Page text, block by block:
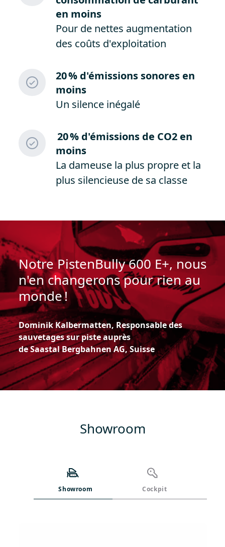
en moins
Pour de nettes augmentation
des coûts d'exploitation
20 % d'émissions sonores en
moins
Un silence inégalé
20 % d'émissions de CO2 en
moins
La dameuse la plus propre et la
plus silencieuse de sa classe
NotrePistenBully600 E+, nous
n'en changerons pour rien au
monde !
DominikKalbermatten, Responsable des
sauvetages sur piste auprès
deSaastalBergbahnenAG, Suisse
Showroom
Showroom Cockpit